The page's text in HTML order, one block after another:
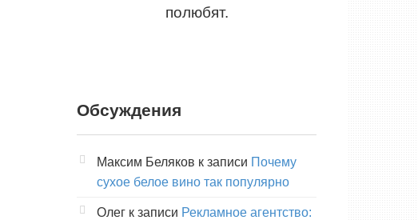
полюбят.
Обсуждения
Максим Беляков к записи Почему
сухое белое вино так популярно
Олег к записи Рекламное агентство: